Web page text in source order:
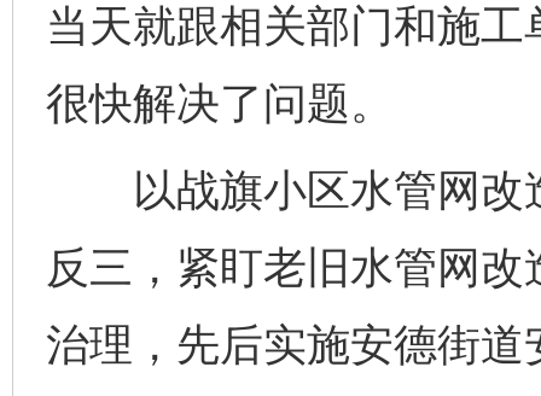
当天就跟相关部门和施
很快解决了问题。
以战旗小区水管网改
反三，紧盯老旧水管网
治理，先后实施安德街